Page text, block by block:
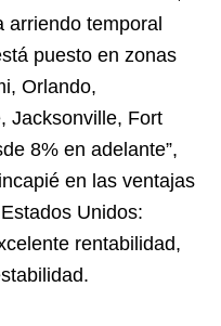
arriendo temporal
puesto en zonas
Orlando,
Jacksonville, Fort
8% en adelante”,
en las ventajas
Unidos:
rentabilidad,